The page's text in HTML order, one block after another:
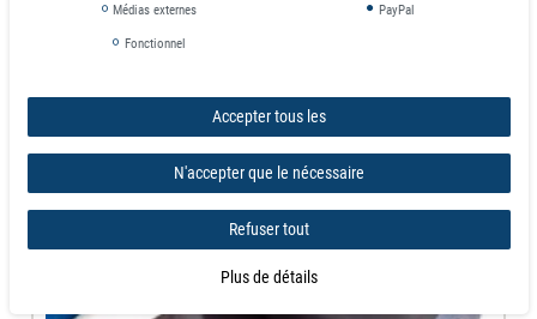
Vous pourriez également être
intéressé par
Médias externes PayPal
Fonctionnel
Accepter tous les
N'accepter que le nécessaire
Refuser tout
Plus de détails